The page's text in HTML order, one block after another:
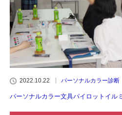
2022.10.22 パーソナルカラー診断
パーソナルカラー文具パイロットイ